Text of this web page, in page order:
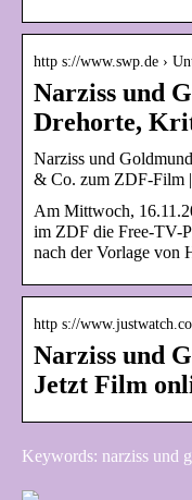
http s://www.swp.de ›
Narziss und
Drehorte,
Narziss und
& Co. zum ZDF-Film |
Am Mittwoch,
im ZDF die Free-TV-
nach der Vorlage von
http s://
Narziss und
Jetzt Film
Keywords: narziss und